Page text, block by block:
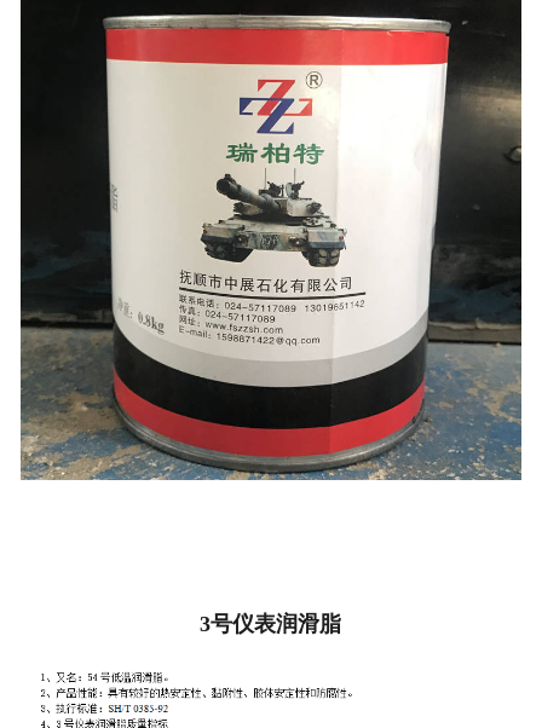
3号仪表润滑脂